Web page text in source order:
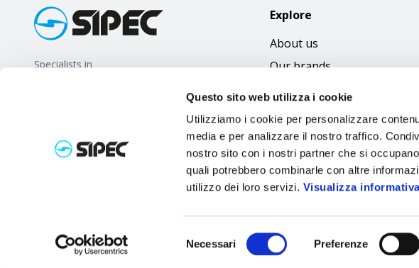
Questo sito web utilizza i cookie
Utilizziamo i cookie per personalizzare
media e per analizzare il nostro traffico.
nostro sito con i nostri partner che si
quali potrebbero combinarle con altre
utilizzo dei loro servizi. Visualizza
del
Necessari Preferenze
Specialists in
Explore
About us
Our brands